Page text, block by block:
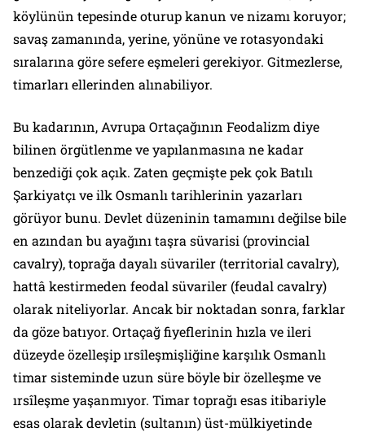
köylünün tepesinde oturup kanun ve nizamı koruyor;
savaş zamanında, yerine, yönüne ve rotasyondaki
sıralarına göre sefere eşmeleri gerekiyor. Gitmezlerse,
timarları ellerinden alınabiliyor.
Bu kadarının, Avrupa Ortaçağının Feodalizm diye
bilinen örgütlenme ve yapılanmasına ne kadar
benzediği çok açık. Zaten geçmişte pek çok Batılı
Şarkiyatçı ve ilk Osmanlı tarihlerinin yazarları
görüyor bunu. Devlet düzeninin tamamını değilse bile
en azından bu ayağını taşra süvarisi (provincial
cavalry), toprağa dayalı süvariler (territorial cavalry),
hattâ kestirmeden feodal süvariler (feudal cavalry)
olarak niteliyorlar. Ancak bir noktadan sonra, farklar
da göze batıyor. Ortaçağ fiyeflerinin hızla ve ileri
düzeyde özelleşip ırsîleşmişliğine karşılık Osmanlı
timar sisteminde uzun süre böyle bir özelleşme ve
ırsîleşme yaşanmıyor. Timar toprağı esas itibariyle
esas olarak devletin (sultanın) üst-mülkiyetinde